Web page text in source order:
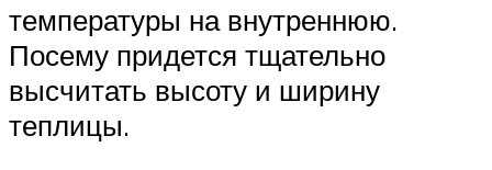
температуры на внутреннюю.
Посему придется тщательно
высчитать высоту и ширину
теплицы.